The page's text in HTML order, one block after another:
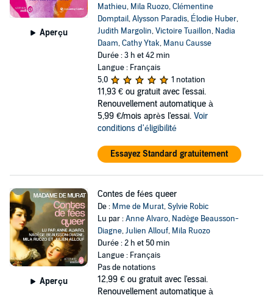
Aperçu
Mathieu, Mila Ruozo,Clémentine
Domptail,Alysson Paradis, Élodie Huber,
Judith Margolin,Victoire Tuaillon, Nadia
Daam,Cathy Ytak, Manu Causse
Durée : 3 h et 42 min
Langue : Français
5,0
1 notation
11,93 € ou gratuit avec l'essai.
Renouvellement automatique à
5,99 €/mois après l'essai. Voir
conditions d'éligibilité
Essayez Standard gratuitement
Aperçu
Contes de fées queer
De : Mme de Murat,Sylvie Robic
Lu par :Anne Alvaro, Nadège Beausson-
Diagne,Julien Allouf, Mila Ruozo
Durée : 2 h et 50 min
Langue : Français
Pas de notations
12,99 € ou gratuit avec l'essai.
Renouvellement automatique à